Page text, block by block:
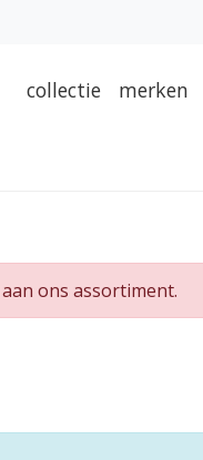
collectie merken
ons assortiment.